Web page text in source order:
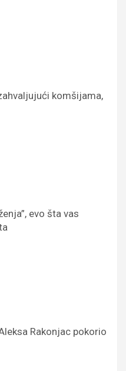
komšijama,
evo šta vas
Rakonjac pokorio